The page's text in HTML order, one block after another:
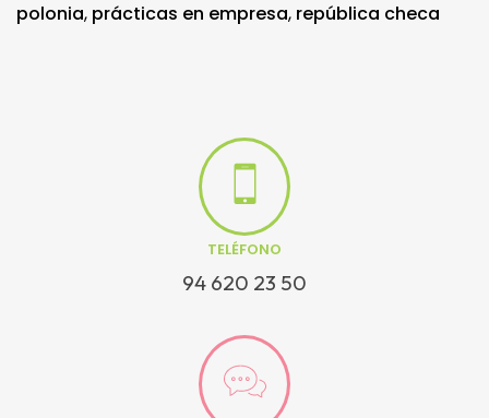
polonia, prácticas en empresa, república checa
TELÉFONO
94 620 23 50